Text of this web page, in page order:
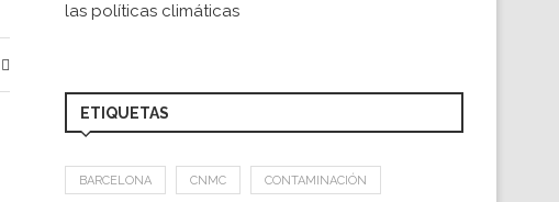
las políticas climáticas
ETIQUETAS
BARCELONA CNMC CONTAMINACIÓN